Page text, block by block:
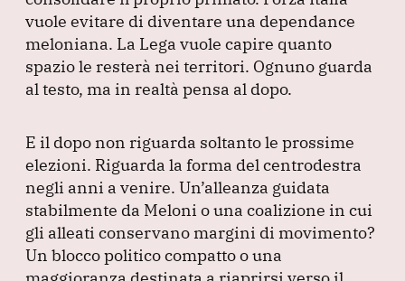
vuole evitare di diventare una dependance
meloniana. La Lega vuole capire quanto
spazio le resterà nei territori. Ognuno guarda
al testo, ma in realtà pensa al dopo.
E il dopo non riguarda soltanto le prossime
elezioni. Riguarda la forma del centrodestra
negli anni a venire. Un’alleanza guidata
stabilmente da Meloni o una coalizione in cui
gli alleati conservano margini di movimento?
Un blocco politico compatto o una